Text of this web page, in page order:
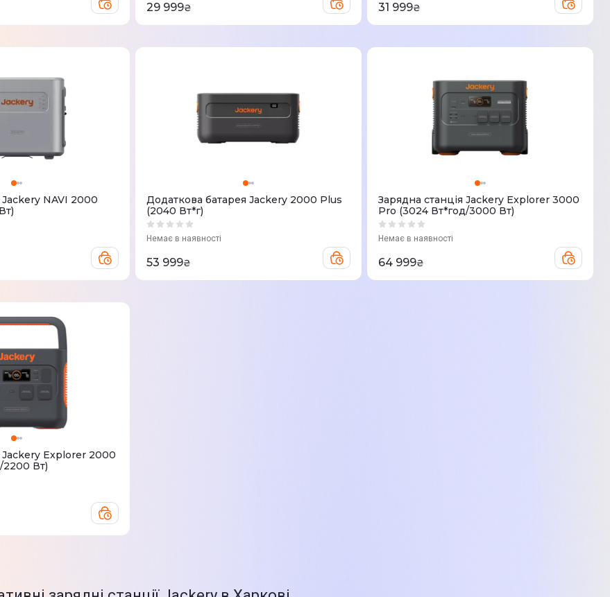
29 999₴ 31 999₴
NAVI 2000
Додаткова батарея Jackery 2000 Plus
(2040 Вт*г)
Немає в наявності
53 999₴
Зарядна станцiя Jackery Explorer 3000
Pro (3024 Вт*год/3000 Вт)
Немає в наявності
64 999₴
Jackery Explorer 2000
2200 Вт)